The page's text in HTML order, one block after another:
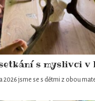
s myslivci v
2026 jsme se s dětmi z obou